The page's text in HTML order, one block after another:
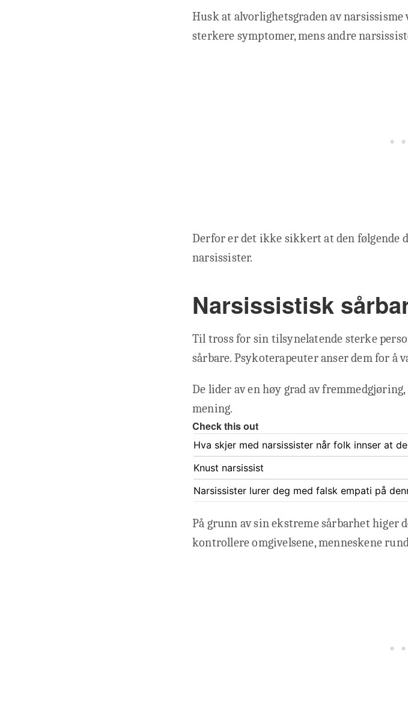
Husk at alvorlighetsgraden av
sterkere symptomer, mens andre
Derfor er det ikke sikkert at den følgende
narsissister.
Narsissistisk
Til tross for sin tilsynelatende sterke
sårbare. Psykoterapeuter anser dem for å
De lider av en høy grad av
mening.
Check this out
Hva skjer med narsissister når folk innser at
Knust narsissist
Narsissister lurer deg med falsk empati på
På grunn av sin ekstreme sårbarhet higer
kontrollere omgivelsene, menneskene